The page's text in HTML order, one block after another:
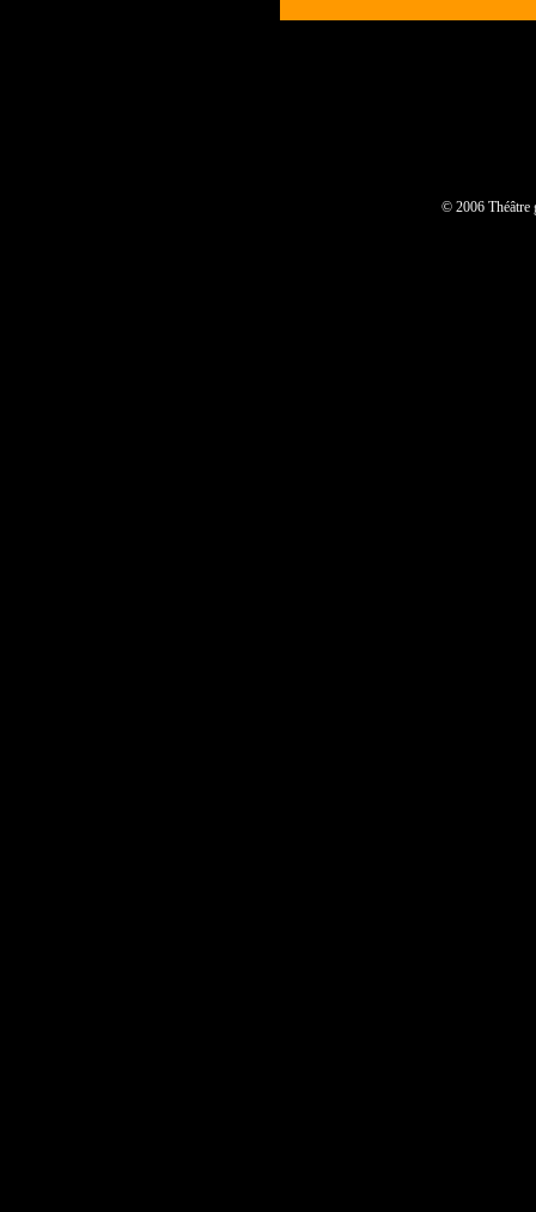
© 2006 Théâtre